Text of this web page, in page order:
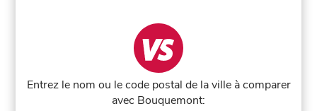
Entrez le nom ou le code postal de la ville à comparer
avec Bouquemont: